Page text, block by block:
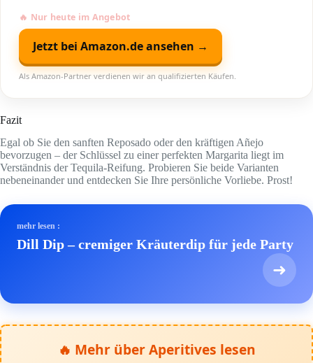
🔥 Nur heute im Angebot
Jetzt bei Amazon.de ansehen →
Als Amazon-Partner verdienen wir an qualifizierten Käufen.
Fazit
Egal ob Sie den sanften Reposado oder den kräftigen Añejo
bevorzugen – der Schlüssel zu einer perfekten Margarita liegt im
Verständnis der Tequila-Reifung. Probieren Sie beide Varianten
nebeneinander und entdecken Sie Ihre persönliche Vorliebe. Prost!
mehr lesen :
Dill Dip – cremiger Kräuterdip für jede Party
➜
🔥 Mehr über Aperitives lesen